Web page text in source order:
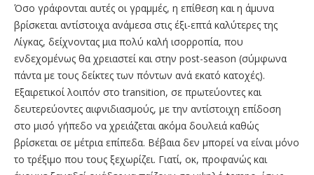
Όσο γράφονται αυτές οι γραμμές, η επίθεση και η άμυνα
βρίσκεται αντίστοιχα ανάμεσα στις έξι-επτά καλύτερες της
Λίγκας, δείχνοντας μια πολύ καλή ισορροπία, που
ενδεχομένως θα χρειαστεί και στην post-season (σύμφωνα
πάντα με τους δείκτες των πόντων ανά εκατό κατοχές).
Εξαιρετικοί λοιπόν στο transition, σε πρωτεύοντες και
δευτερεύοντες αιφνιδιασμούς, με την αντίστοιχη επίδοση
στο μισό γήπεδο να χρειάζεται ακόμα δουλειά καθώς
βρίσκεται σε μέτρια επίπεδα. Βέβαια δεν μπορεί να είναι μόνο
το τρέξιμο που τους ξεχωρίζει. Γιατί, οκ, προφανώς και